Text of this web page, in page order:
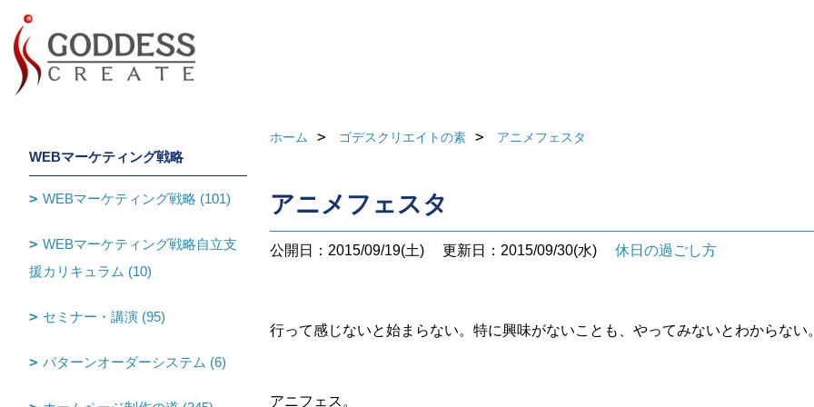
ホーム ゴデスクリエイトの素 アニメフェスタ
アニメフェスタ
公開日：2015/09/19(土) 更新日：2015/09/30(水) 休日の過ごし方
行って感じないと始まらない。特に興味がないことも、やってみないとわからない
アニフェス。
WEBマーケティング戦略
WEBマーケティング戦略 (101)
WEBマーケティング戦略自立支
援カリキュラム (10)
セミナー・講演 (95)
パターンオーダーシステム (6)